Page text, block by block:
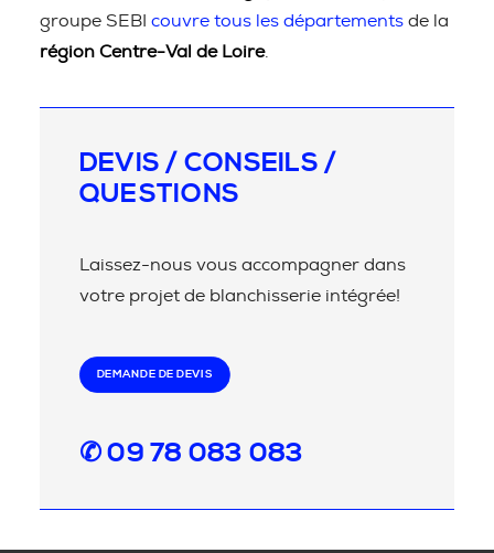
groupe SEBI couvre tous les départements de la
région Centre-Val de Loire.
DEVIS / CONSEILS /
QUESTIONS
Laissez-nous vous accompagner dans
votre projet de blanchisserie intégrée!
DEMANDE DE DEVIS
✆ 09 78 083 083